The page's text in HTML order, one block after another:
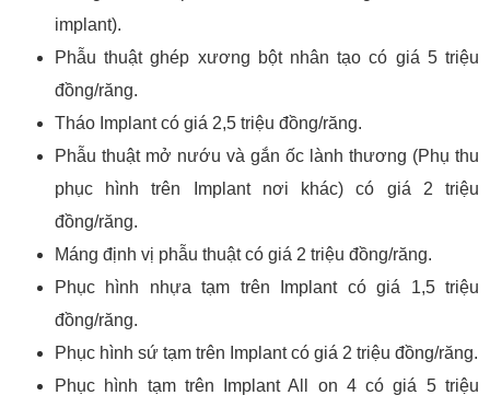
implant).
Phẫu thuật ghép xương bột nhân tạo có giá 5 triệu
đồng/răng.
Tháo Implant có giá 2,5 triệu đồng/răng.
Phẫu thuật mở nướu và gắn ốc lành thương (Phụ thu
phục hình trên Implant nơi khác) có giá 2 triệu
đồng/răng.
Máng định vị phẫu thuật có giá 2 triệu đồng/răng.
Phục hình nhựa tạm trên Implant có giá 1,5 triệu
đồng/răng.
Phục hình sứ tạm trên Implant có giá 2 triệu đồng/răng.
Phục hình tạm trên Implant All on 4 có giá 5 triệu